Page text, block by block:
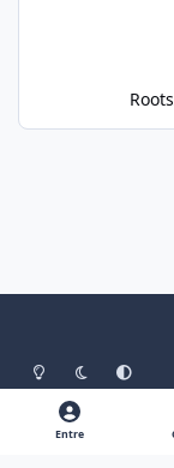
Roots
Light ModeDark ModeSystem
Idiomas
Entre